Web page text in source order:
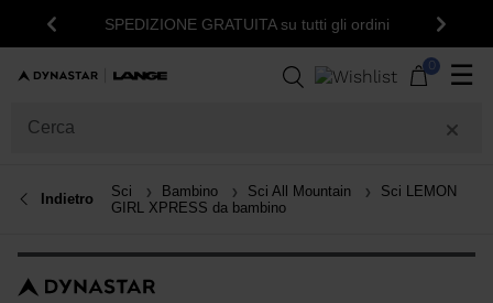
Indietro
GRATUITA su tutti gli ordini
15% di sconto sul
Avanti
0 ☰
Indietro Sci Bambino Sci All Mountain
Sci LEMON
GIRL XPRESS da bambino